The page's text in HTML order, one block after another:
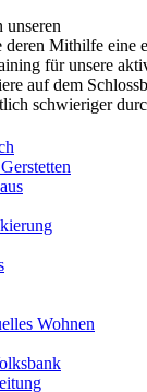
unseren
deren Mithilfe eine
für unsere
auf dem
schwieriger
Wohnen